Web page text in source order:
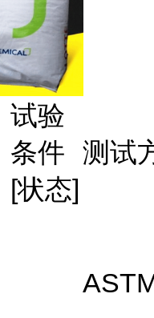
试验
条件
[状态]
测试